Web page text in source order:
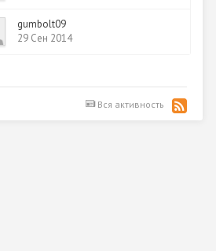
gumbolt09
29 Сен 2014
Вся активность